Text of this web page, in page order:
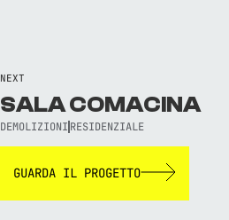
NEXT
SALA COMACINA
DEMOLIZIONI RESIDENZIALE
GUARDA IL PROGETTO